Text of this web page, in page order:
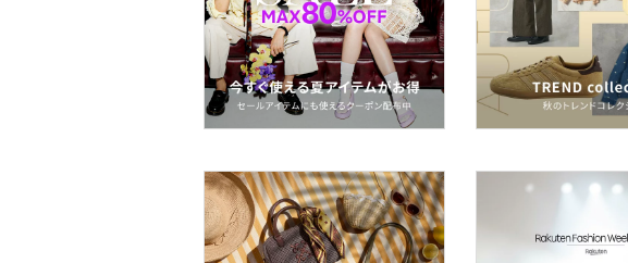
スマホグッズ・オーディ
オ機器
スポーツ・アウトドア用
品
文房具
ペット用品